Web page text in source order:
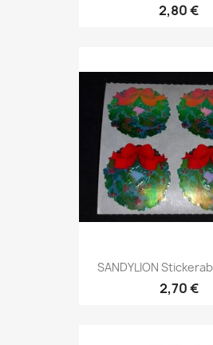
2,80 €
SANDYLION
2,70 €